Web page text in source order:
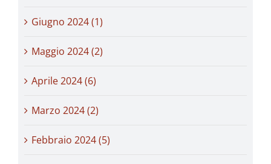
Giugno 2024 (1)
Maggio 2024 (2)
Aprile 2024 (6)
Marzo 2024 (2)
Febbraio 2024 (5)